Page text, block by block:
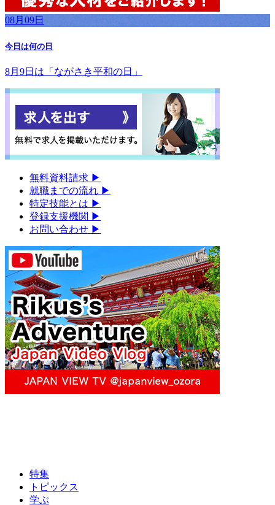
08月09日
今日は何の日
8月9日は「ながさき平和の日」
無料資料請求 ▶︎
就職までの流れ ▶︎
特定技能とは ▶︎
登録支援機関 ▶︎
お問い合わせ ▶︎
特集
トピックス
学ぶ